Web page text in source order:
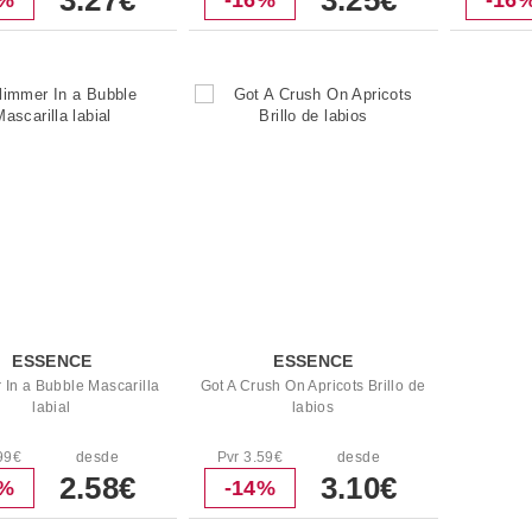
ESSENCE
In a Bubble Mascarilla
labial
desde
2.58€
ESSENCE
Got A Crush On Apricots Brillo de
labios
Pvr 3.59€
-14%
desde
3.10€